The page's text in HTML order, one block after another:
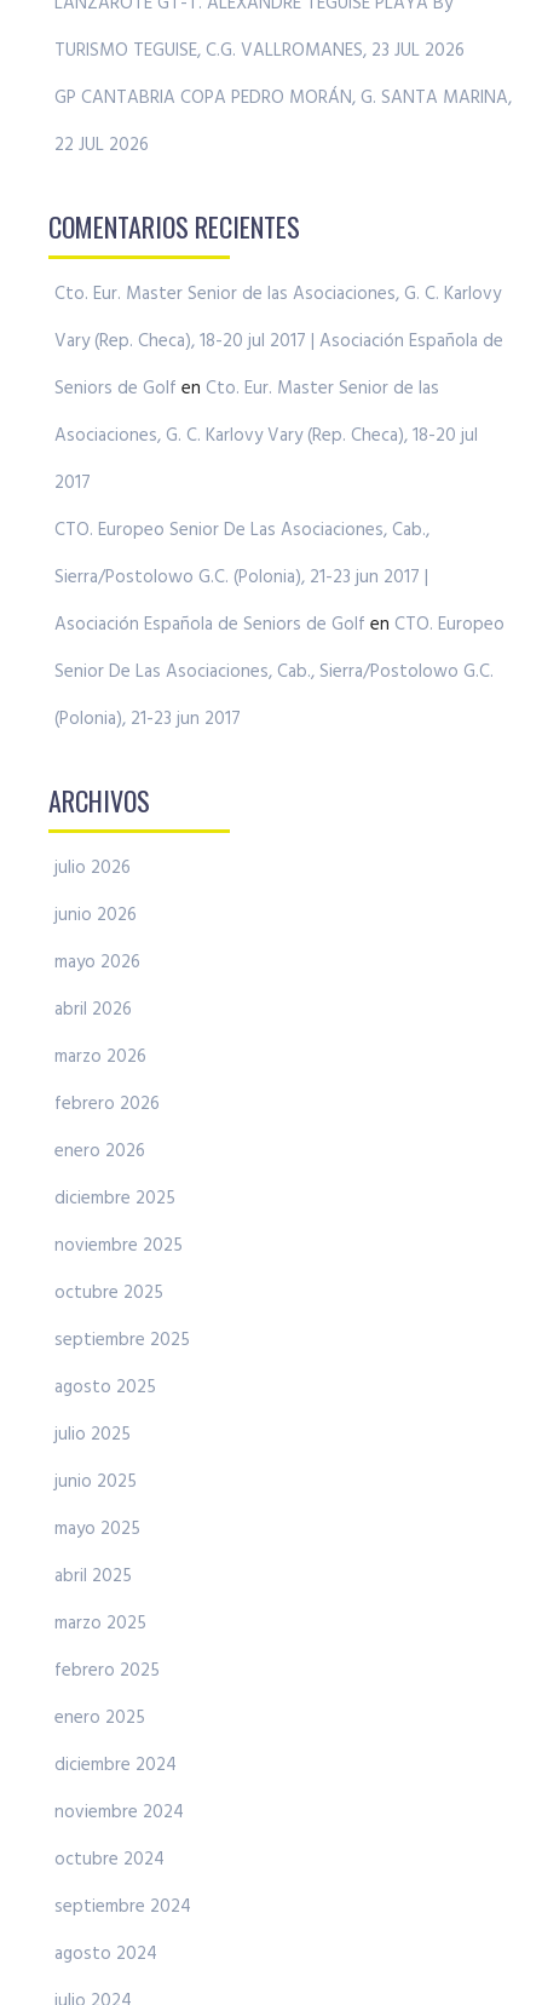
TURISMO TEGUISE, C.G. VALLROMANES, 23 JUL 2026
GP CANTABRIA COPA PEDRO MORÁN, G. SANTA MARINA,
22 JUL 2026
COMENTARIOS RECIENTES
Cto. Eur. Master Senior de las Asociaciones, G. C. Karlovy
Vary (Rep. Checa), 18-20 jul 2017 | Asociación Española de
Seniors de Golf en Cto. Eur. Master Senior de las
Asociaciones, G. C. Karlovy Vary (Rep. Checa), 18-20 jul
2017
CTO. Europeo Senior De Las Asociaciones, Cab.,
Sierra/Postolowo G.C. (Polonia), 21-23 jun 2017 |
Asociación Española de Seniors de Golf en CTO. Europeo
Senior De Las Asociaciones, Cab., Sierra/Postolowo G.C.
(Polonia), 21-23 jun 2017
ARCHIVOS
julio 2026
junio 2026
mayo 2026
abril 2026
marzo 2026
febrero 2026
enero 2026
diciembre 2025
noviembre 2025
octubre 2025
septiembre 2025
agosto 2025
julio 2025
junio 2025
mayo 2025
abril 2025
marzo 2025
febrero 2025
enero 2025
diciembre 2024
noviembre 2024
octubre 2024
septiembre 2024
agosto 2024